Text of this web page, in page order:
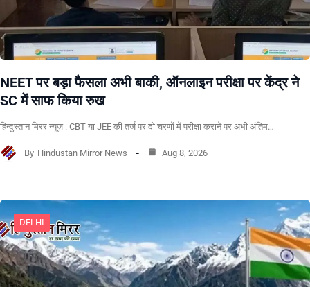
NEET पर बड़ा फैसला अभी बाकी, ऑनलाइन परीक्षा पर केंद्र ने
SC में साफ किया रुख
हिन्दुस्तान मिरर न्यूज़ : CBT या JEE की तर्ज पर दो चरणों में परीक्षा कराने पर अभी अंतिम…
By Hindustan Mirror News Aug 8, 2026
DELHI